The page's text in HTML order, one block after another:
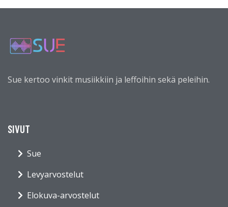
Sue kertoo vinkit musiikkiin ja leffoihin sekä peleihin.
SIVUT
Sue
Levyarvostelut
Elokuva-arvostelut